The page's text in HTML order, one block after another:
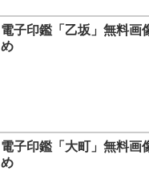
電子印鑑「乙坂」無料画
め
電子印鑑「大町」無料画
め